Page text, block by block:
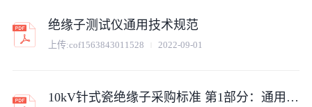
绝缘子测试仪通用技术规范
上传:cof1563843011528 2022-09-01
10kV针式瓷绝缘子采购标准 第1部分：通用技术规范